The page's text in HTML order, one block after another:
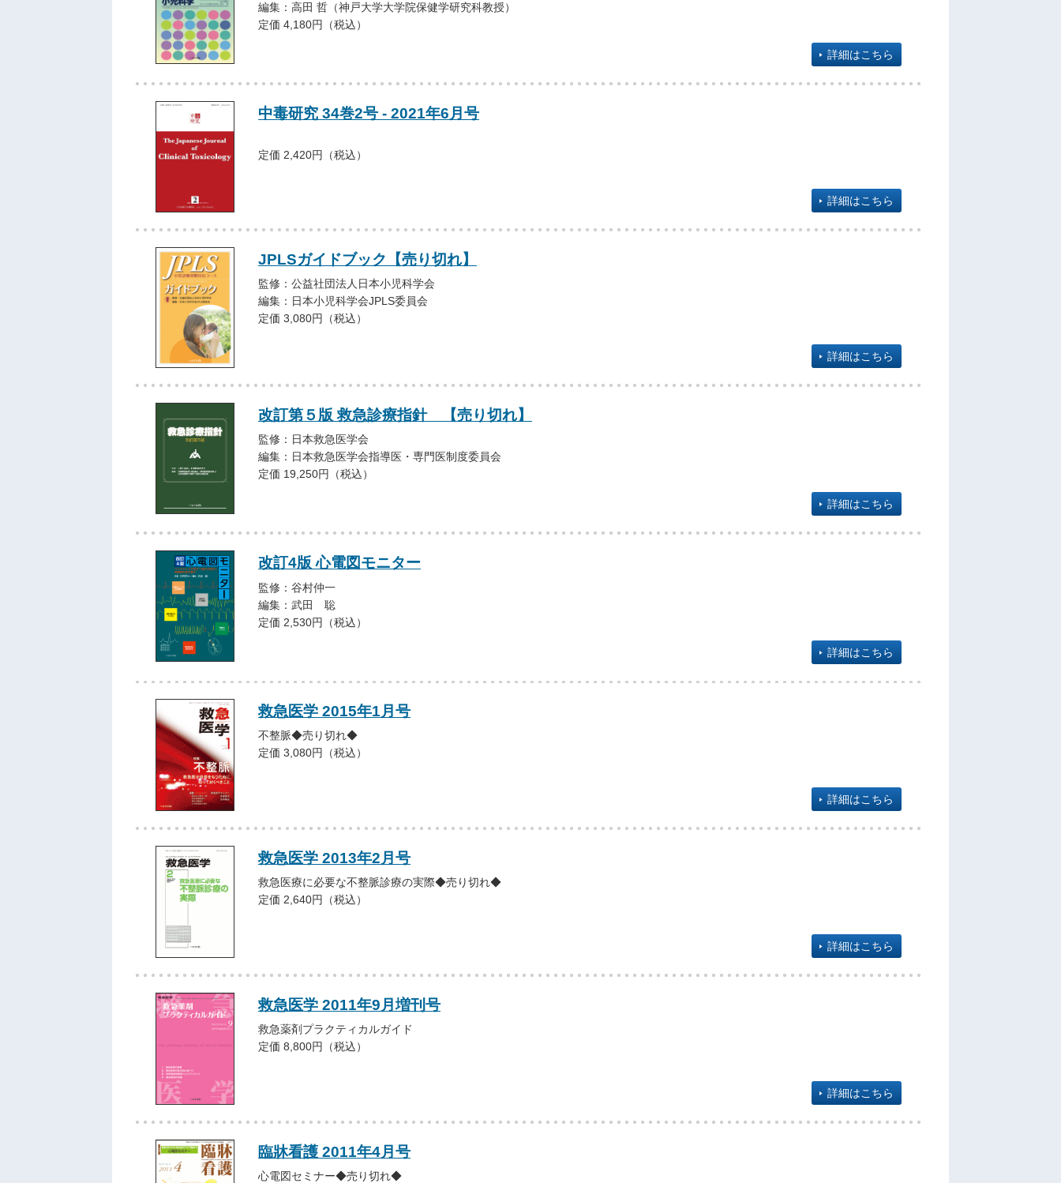
編集：高田 哲（神戸大学大学院保健学研究科教授）
定価 4,180円（税込）
詳細はこちら
中毒研究 34巻2号 - 2021年6月号
定価 2,420円（税込）
詳細はこちら
JPLSガイドブック【売り切れ】
監修：公益社団法人日本小児科学会
編集：日本小児科学会JPLS委員会
定価 3,080円（税込）
詳細はこちら
改訂第５版 救急診療指針 【売り切れ】
監修：日本救急医学会
編集：日本救急医学会指導医・専門医制度委員会
定価 19,250円（税込）
詳細はこちら
改訂4版 心電図モニター
監修：谷村仲一
編集：武田 聡
定価 2,530円（税込）
詳細はこちら
救急医学 2015年1月号
不整脈◆売り切れ◆
定価 3,080円（税込）
詳細はこちら
救急医学 2013年2月号
救急医療に必要な不整脈診療の実際◆売り切れ◆
定価 2,640円（税込）
詳細はこちら
救急医学 2011年9月増刊号
救急薬剤プラクティカルガイド
定価 8,800円（税込）
詳細はこちら
臨牀看護 2011年4月号
心電図セミナー◆売り切れ◆